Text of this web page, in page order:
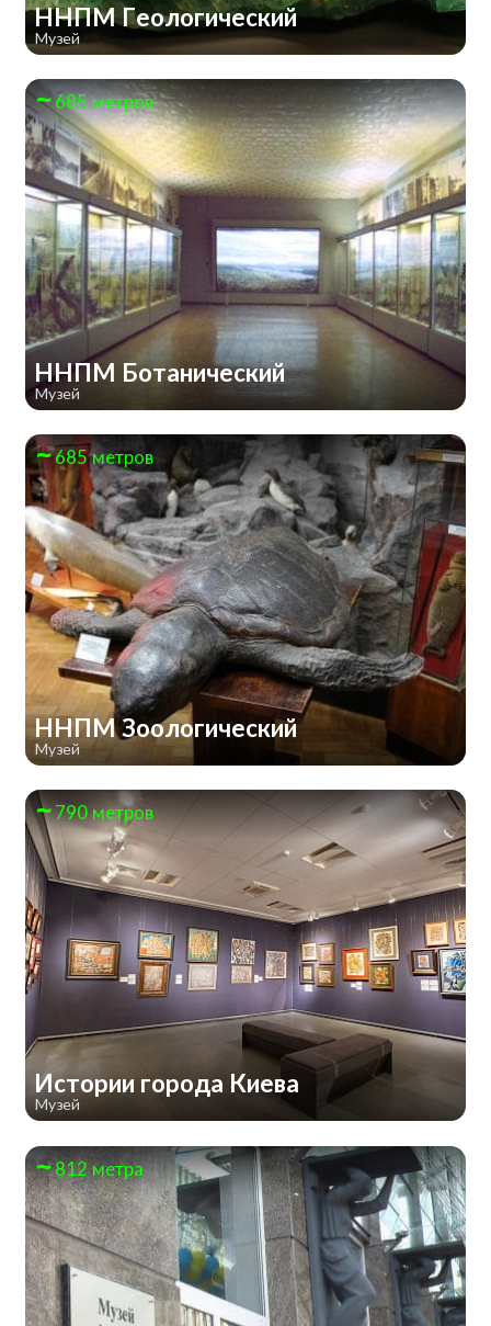
ННПМ Геологический
Музей
685 метров
ННПМ Ботанический
Музей
685 метров
ННПМ Зоологический
Музей
790 метров
Истории города Киева
Музей
812 метра